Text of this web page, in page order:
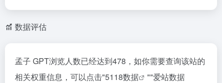
数据评估
孟子 GPT浏览人数已经达到478，如你需要查询该站的
相关权重信息，可以点击"5118数据 ""爱站数据